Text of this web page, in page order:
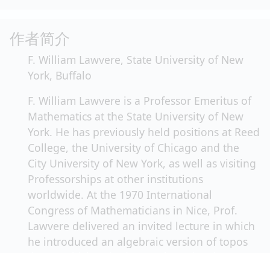
作者简介
F. William Lawvere, State University of New
York, Buffalo
F. William Lawvere is a Professor Emeritus of
Mathematics at the State University of New
York. He has previously held positions at Reed
College, the University of Chicago and the
City University of New York, as well as visiting
Professorships at other institutions
worldwide. At the 1970 International
Congress of Mathematicians in Nice, Prof.
Lawvere delivered an invited lecture in which
he introduced an algebraic version of topos